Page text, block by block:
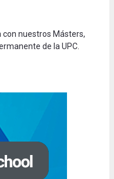
nuestros Másters,
de la UPC.